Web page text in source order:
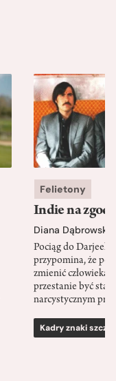
Felietony
Indie na
Diana Dąbrowska
Pociąg do
przypomina, że
zmienić człowieka
przestanie być
narcystycznym
Kadry znaki